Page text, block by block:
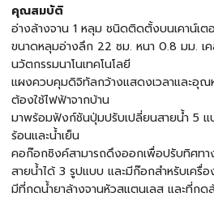
คุณสมบัติ
อ่างล้างจาน 1 หลุม ชนิดติดตั้งบนเคาน์เ
ขนาดหลุมอ่างลึก 22 ซม. หนา 0.8 มม.
นวัตกรรมนาโนเทคโนโลยี
แผงควบคุมดิจิทัลกว้างแสดงเวลาและอุณ
ต้องใช้ไฟฟ้าจากบ้าน
มาพร้อมฟังก์ชันปุ่มปรับเปลี่ยนสายน้ำ 5 แ
ร้อนและน้ำเย็น
คอก๊อกซิงค์สามารถดึงออกเพื่อปรับทิศทา
สายน้ำได้ 3 รูปแบบ และมีก๊อกสำหรับเครื่
มีที่กดน้ำยาล้างจานหัวสแตนเลส และที่ก